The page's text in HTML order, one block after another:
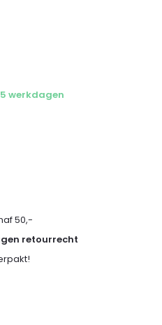
werkdagen
50,-
retourrecht